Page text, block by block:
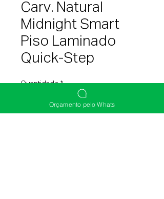
Carv. Natural
Midnight Smart
Piso Laminado
Quick-Step
Quantidade *
Orçamento pelo Whats